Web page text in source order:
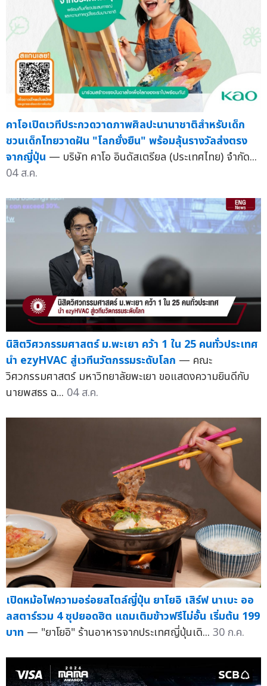
คาโอเปิดเวทีประกวดวาดภาพศิลปะนานาชาติสำหรับเด็ก
ชวนเด็กไทยวาดฝัน "โลกยั่งยืน" พร้อมลุ้นรางวัลส่งตรง
จากญี่ปุ่น — บริษัท คาโอ อินดัสเตรียล (ประเทศไทย) จำกัด...
04 ส.ค.
นิสิตวิศวกรรมศาสตร์ ม.พะเยา คว้า 1 ใน 25 คนทั่วประเทศ
นำ ezyHVAC สู่เวทีนวัตกรรมระดับโลก — คณะ
วิศวกรรมศาสตร์ มหาวิทยาลัยพะเยา ขอแสดงความยินดีกับ
นายพสธร ฉ... 04 ส.ค.
เปิดหม้อไฟความอร่อยสไตล์ญี่ปุ่น ยาโยอิ เสิร์ฟ นาเบะ ออ
ลสตาร์รวม 4 ซุปยอดฮิต แถมเติมข้าวฟรีไม่อั้น เริ่มต้น 199
บาท — "ยาโยอิ" ร้านอาหารจากประเทศญี่ปุ่นเดิ... 30 ก.ค.